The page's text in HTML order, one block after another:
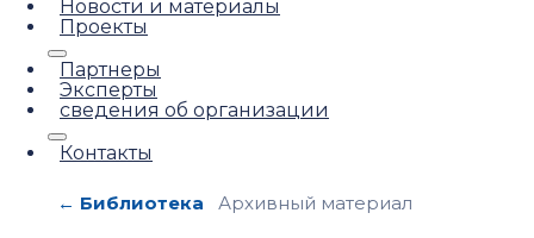
Новости и материалы
Проекты
Партнеры
Эксперты
сведения об организации
Контакты
← Библиотека Архивный материал